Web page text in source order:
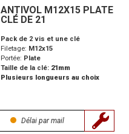
ANTIVOL M12X15 PLATE
CLÉ DE 21
Pack de 2 vis et une clé
Filetage: M12x15
Portée: Plate
Taille de la clé: 21mm
Plusieurs longueurs au choix
Délai par mail